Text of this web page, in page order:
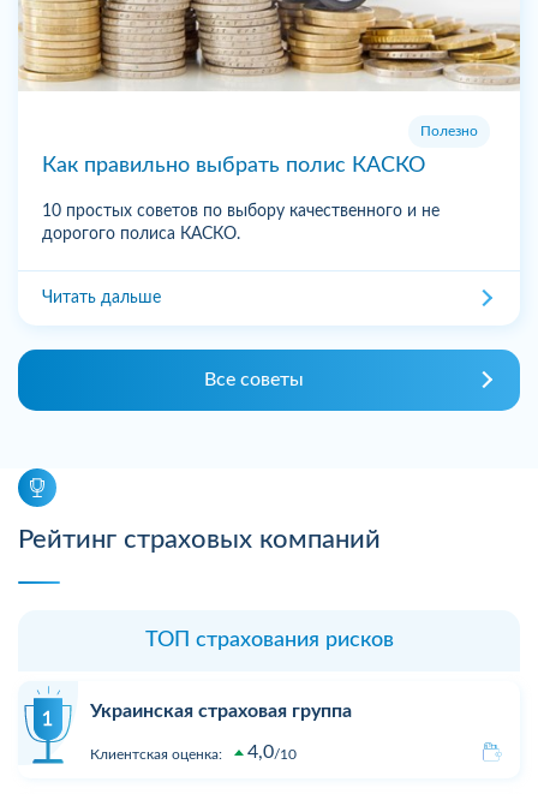
Полезно
Как правильно выбрать полис КАСКО
10 простых советов по выбору качественного и не
дорогого полиса КАСКО.
Читать дальше
Все советы
Рейтинг страховых компаний
ТОП страхования рисков
Украинская страховая группа
Клиентская оценка: 4,0 10